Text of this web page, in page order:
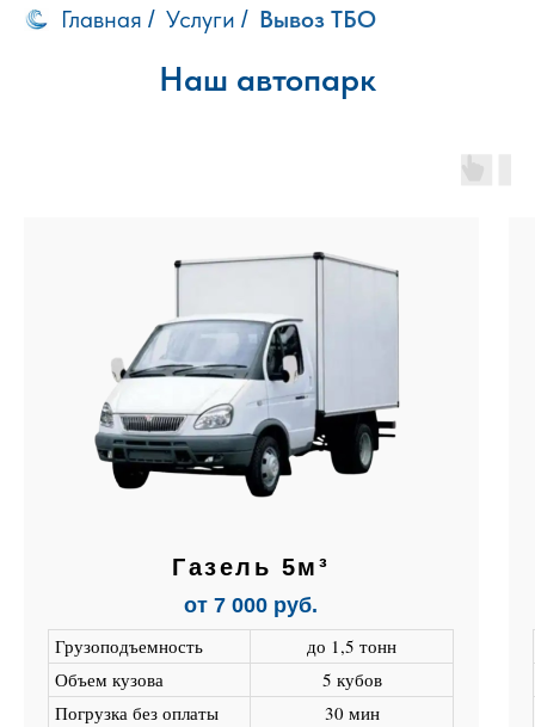
Главная / Услуги / Вывоз ТБО
Наш автопарк
Газель 5м³
от 7 000 руб.
Грузоподъемность
до 1,5 тонн
Объем кузова
5 кубов
Погрузка без оплаты
30 мин